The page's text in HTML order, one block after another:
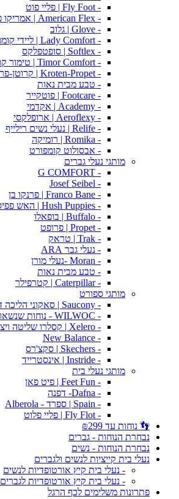
- Fly Foot | פליי פוט
- American Flex | אמריקו פלקס
- Glove | גלוב
- Lady Comfort | ליידי קומפורט
- Softlex | סופטפלקס
- Timor Comfort | טימור קומפורט
- Kroten-Propet | קרוטן-פרופט
- טבע מבית נאות
- Footcare | פוטקייר
- Academy | אקדמי
- Aeroflexy | ארופלקסי
- Relife | נעלי נשים רילייף
- Romika | רומיקה
- אבסולוט קומפורט
מותגי נעלי גברים
- G COMFORT
- Josef Seibel
- Franco Bane | פרנקו בן
- Hush Puppies | האש פפיס
- Buffalo | בופאלו
- Propet | פרופט
- Trak | טראק
- נעלי גבר ARA
- Moran -נעלי מורן
- טבע מבית נאות
- Caterpillar | קטרפילר
מותגי ספורט
- Saucony | סאקוני הליכה דינמית עם תמיכה נכונה
- WILWOC - נוחות שנשארת איתך כל היום
- Xelero | קסלרו שליטה ויציבות בכל צעד
- New Balance
- Skechers | סקצ'רס
- Instride | אינסטרייד
מותגי נעלי בית
- Feet Fun | פיט פאן
- Dafna- דפנה
- Spain | ספרד - Alberola
- Fly Flot | פליי פלוט
👣 נוחות עד ₪299
נבחרת הנוחות - גברים
נבחרת הנוחות - נשים
נעלי בית קייציות לנשים ולגברים
- נעלי בית קיץ אורטופדיות לנשים
- נעלי בית קיץ אורטופדיות לגברים
פתרונות משלימים לכף הרגל